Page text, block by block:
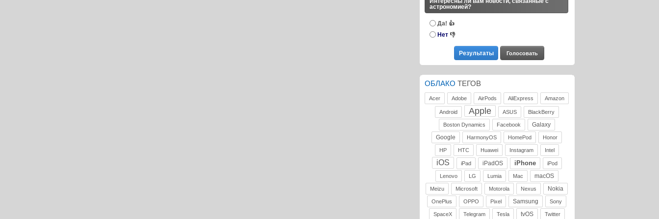
астрономией?
Да! 👍
Нет 👎
ОБЛАКО ТЕГОВ
Acer Adobe AirPods AliExpress Amazon
Android Apple ASUS BlackBerry
Boston Dynamics Facebook
Galaxy
Google
HarmonyOS HomePod Honor
HP HTC Huawei Instagram Intel
iOS iPad iPadOS iPhone iPod
Lenovo LG Lumia Mac macOS
Meizu Microsoft Motorola Nexus Nokia
OnePlus OPPO Pixel Samsung Sony
SpaceX Telegram Tesla tvOS Twitter